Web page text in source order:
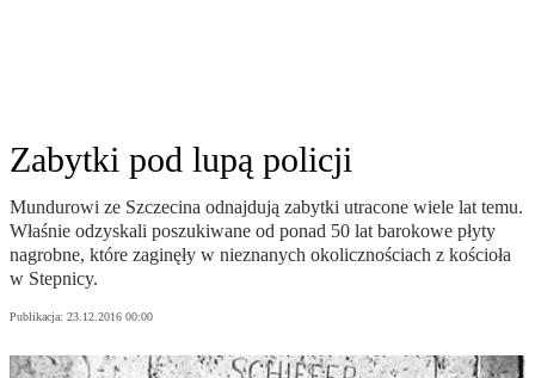
Zabytki pod lupą policji
Mundurowi ze Szczecina odnajdują zabytki utracone wiele lat temu.
Właśnie odzyskali poszukiwane od ponad 50 lat barokowe płyty
nagrobne, które zaginęły w nieznanych okolicznościach z kościoła
w Stepnicy.
Publikacja: 23.12.2016 00:00